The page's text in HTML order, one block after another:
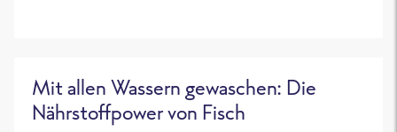
Mit allen Wassern gewaschen: Die
Nährstoffpower von Fisch